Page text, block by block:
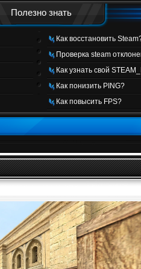
Полезно знать
Как восстановить
Проверка steam
Как узнать свой
Как понизить PING?
Как повысить FPS?